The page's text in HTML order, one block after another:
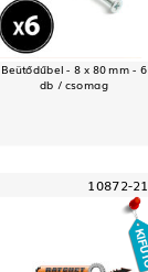
Beütődűbel - 8 x 80 mm - 6
db / csomag
10872-21